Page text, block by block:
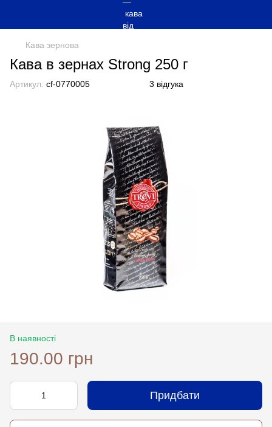
Кава зернова
Кава в зернах Strong 250 г
Артикул: cf-0770005 3 відгука
В наявності
190.00 грн
Придбати